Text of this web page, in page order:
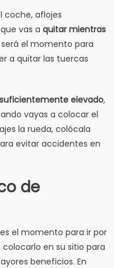
coche, aflojes
vas a quitar mientras
será el momento para
a quitar las tuercas
suficientemente elevado,
vayas a colocar el
la rueda, colócala
evitar accidentes en
de
el momento para ir por
colocarlo en su sitio para
beneficios. En